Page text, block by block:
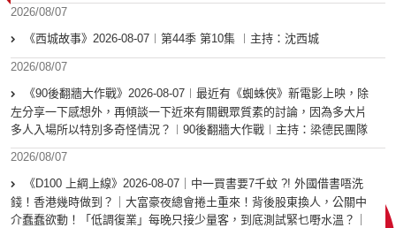
2026/08/07
《西城故事》2026-08-07︱第44季 第10集 ︱主持：沈西城
2026/08/07
《90後翻牆大作戰》2026-08-07︱最近有《蜘蛛俠》新電影上映，除
左分享一下感想外，再傾談一下近來有關觀眾質素的討論，因為多大片
多人入場所以特別多奇怪情況？︱90後翻牆大作戰︱主持：梁德民團隊
2026/08/07
《D100 上綱上線》2026-08-07｜中一買書要7千蚊 ?! 外國借書唔洗
錢！香港幾時做到？｜大富豪夜總會捲土重來！背後股東換人，公關中
介蠢蠢欲動！「低調復業」每晚只接少量客，到底測試緊乜嘢水溫？｜